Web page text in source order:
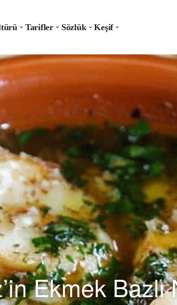
Tarifler Sözlük Keşif
Ekmek